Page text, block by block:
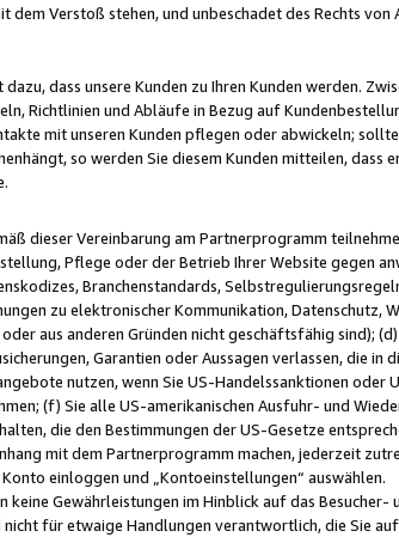
Verstoß stehen, und unbeschadet des Rechts
dass unsere Kunden zu Ihren Kunden werden.
Richtlinien und Abläufe in Bezug auf
mit unseren Kunden pflegen oder abwickeln;
so werden Sie diesem Kunden mitteilen, dass
dieser Vereinbarung am Partnerprogramm
Pflege oder der Betrieb Ihrer Website gegen
Branchenstandards,
zu elektronischer Kommunikation, Datenschutz,
aus anderen Gründen nicht geschäftsfähig sind);
Garantien oder Aussagen verlassen, die in
nutzen, wenn Sie US-Handelssanktionen oder
(f) Sie alle US-amerikanischen Ausfuhr- und
die den Bestimmungen der US-Gesetze
mit dem Partnerprogramm machen, jederzeit
einloggen und „Kontoeinstellungen“ auswählen.
keine Gewährleistungen im Hinblick auf das
für etwaige Handlungen verantwortlich, die Sie